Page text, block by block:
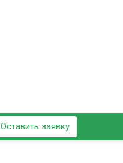
Оставить заявку